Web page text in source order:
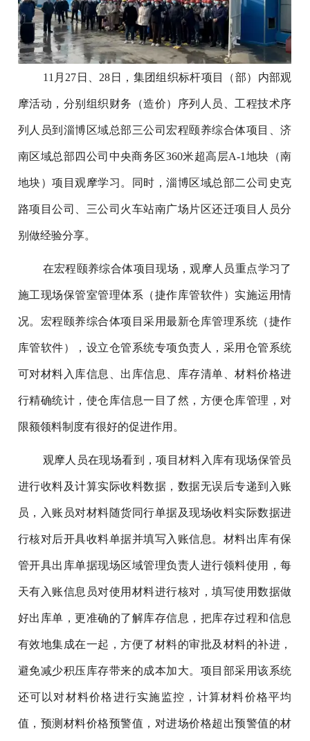
11月27日、28日，集团组织标杆项目（部）内部观
摩活动，分别组织财务（造价）序列人员、工程技术序
列人员到淄博区域总部三公司宏程颐养综合体项目、济
南区域总部四公司中央商务区360米超高层A-1地块（南
地块）项目观摩学习。同时，淄博区域总部二公司史克
路项目公司、三公司火车站南广场片区还迁项目人员分
别做经验分享。
在宏程颐养综合体项目现场，观摩人员重点学习了
施工现场保管室管理体系（捷作库管软件）实施运用情
况。宏程颐养综合体项目采用最新仓库管理系统（捷作
库管软件），设立仓管系统专项负责人，采用仓管系统
可对材料入库信息、出库信息、库存清单、材料价格进
行精确统计，使仓库信息一目了然，方便仓库管理，对
限额领料制度有很好的促进作用。
观摩人员在现场看到，项目材料入库有现场保管员
进行收料及计算实际收料数据，数据无误后专递到入账
员，入账员对材料随货同行单据及现场收料实际数据进
行核对后开具收料单据并填写入账信息。材料出库有保
管开具出库单据现场区域管理负责人进行领料使用，每
天有入账信息员对使用材料进行核对，填写使用数据做
好出库单，更准确的了解库存信息，把库存过程和信息
有效地集成在一起，方便了材料的审批及材料的补进，
避免减少积压库存带来的成本加大。项目部采用该系统
还可以对材料价格进行实施监控，计算材料价格平均
值，预测材料价格预警值，对进场价格超出预警值的材